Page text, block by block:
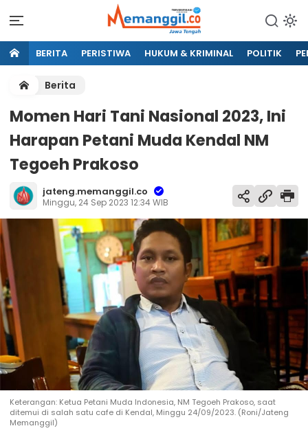
BERITA PERISTIWA HUKUM & KRIMINAL POLITIK
Berita
Momen Hari Tani Nasional 2023, Ini
Harapan Petani Muda Kendal NM
Tegoeh Prakoso
jateng.memanggil.co
Minggu, 24 Sep 2023 12:34 WIB
Keterangan: Ketua Petani Muda Indonesia, NM Tegoeh Prakoso, saat
ditemui di salah satu cafe di Kendal, Minggu 24/09/2023. (Roni/Jateng
Memanggil)